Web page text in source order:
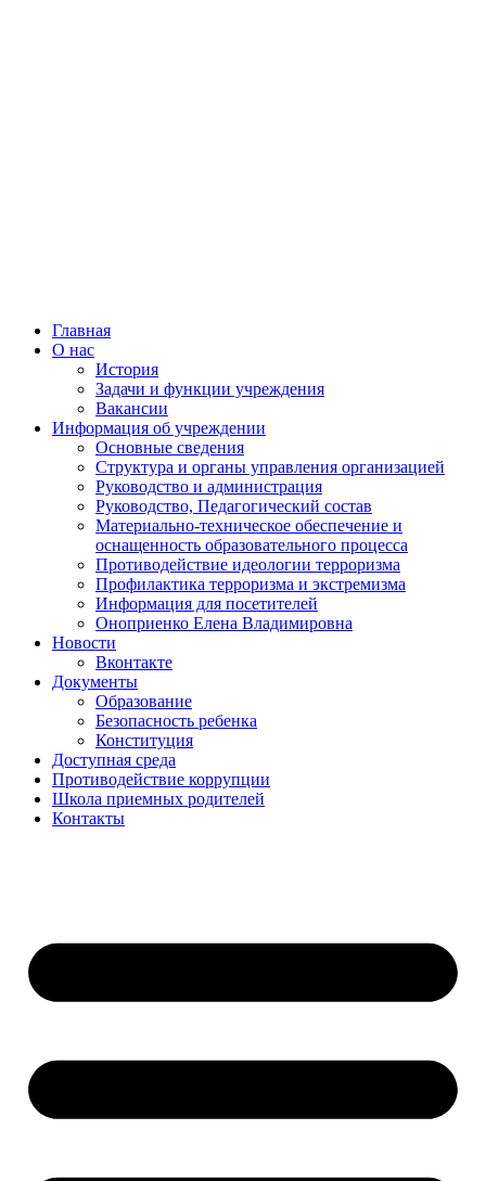
Главная
О нас
История
Задачи и функции учреждения
Вакансии
Информация об учреждении
Основные сведения
Структура и органы управления организацией
Руководство и администрация
Руководство, Педагогический состав
Материально-техническое обеспечение и
оснащенность образовательного процесса
Противодействие идеологии терроризма
Профилактика терроризма и экстремизма
Информация для посетителей
Оноприенко Елена Владимировна
Новости
Вконтакте
Документы
Образование
Безопасность ребенка
Конституция
Доступная среда
Противодействие коррупции
Школа приемных родителей
Контакты